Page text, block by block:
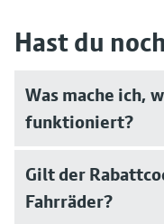
Hast du
Was mache ich,
funktioniert?
Gilt der
Fahrräder?